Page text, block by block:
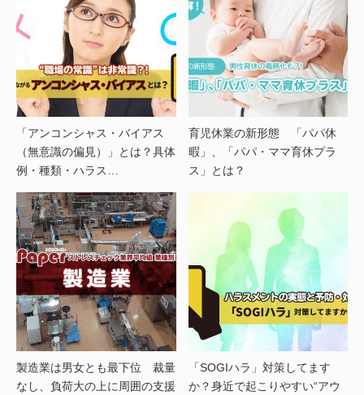
「アンコンシャス・バイアス
（無意識の偏見）」とは？具体
例・種類・ハラス…
育児休業の新形態 「パパ休
暇」、「パパ・ママ育休プラ
ス」とは？
製造業は男女とも最下位 裁量
なし、負荷大の上に周囲の支援
「SOGIハラ」対策してます
か？身近で起こりやすい“アウ